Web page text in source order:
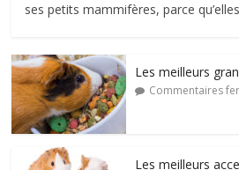
ses petits mammifères, parce
Les meilleurs
Commentaires
Les meilleurs